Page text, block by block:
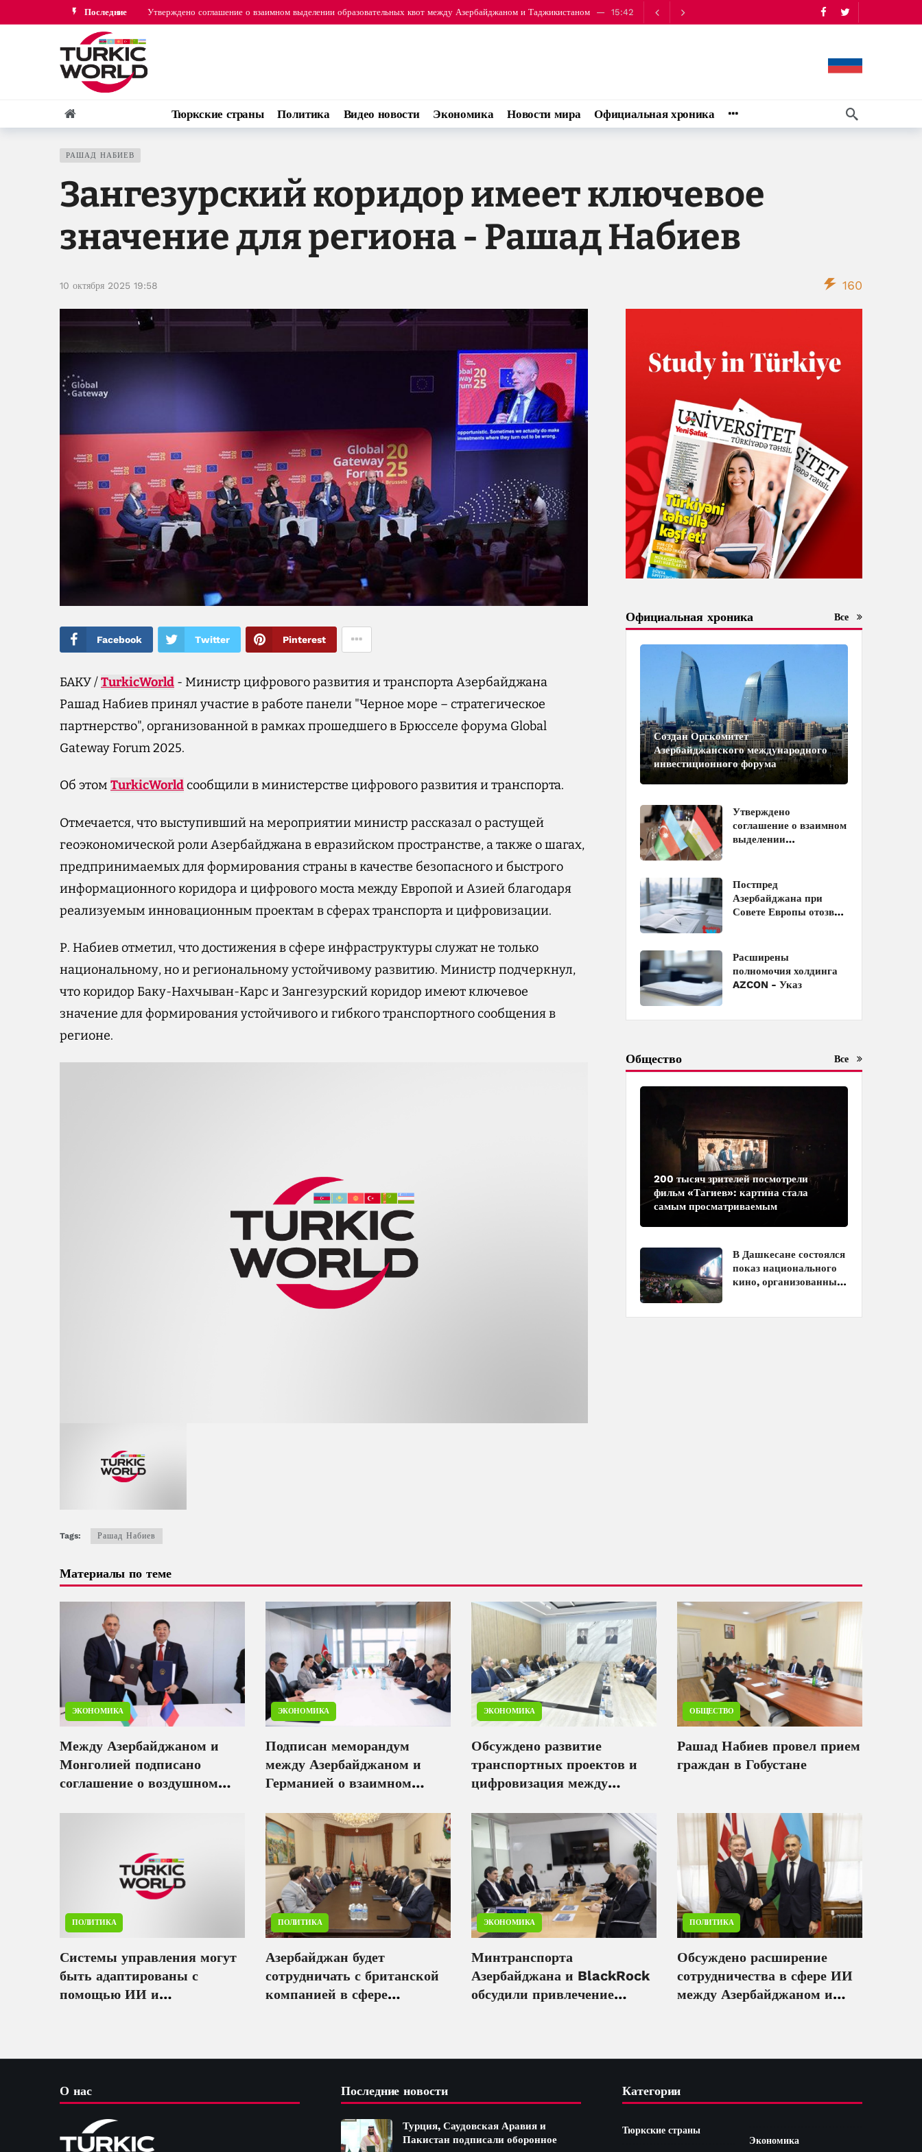
Последние Турция, Саудовская Аравия и Пакистан подписали оборонное соглашение 16:14
Тюркские страны Политика Видео новости Экономика Новости мира Официальная хроника
РАШАД НАБИЕВ
Зангезурский коридор имеет ключевое
значение для региона - Рашад Набиев
10 октября 2025 19:58 160
Facebook Twitter Pinterest
БАКУ /TurkicWorld - Министр цифрового развития и транспорта Азербайджана
Рашад Набиев принял участие в работе панели "Черное море – стратегическое
партнерство", организованной в рамках прошедшего в Брюсселе форума Global
Gateway Forum 2025.
Об этом TurkicWorldсообщили в министерстве цифрового развития и транспорта.
Отмечается, что выступивший на мероприятии министр рассказал о растущей
геоэкономической роли Азербайджана в евразийском пространстве, а также о шагах,
предпринимаемых для формирования страны в качестве безопасного и быстрого
информационного коридора и цифрового моста между Европой и Азией благодаря
реализуемым инновационным проектам в сферах транспорта и цифровизации.
Р. Набиев отметил, что достижения в сфере инфраструктуры служат не только
национальному, но и региональному устойчивому развитию. Министр подчеркнул,
что коридор Баку-Нахчыван-Карс и Зангезурский коридор имеют ключевое
значение для формирования устойчивого и гибкого транспортного сообщения в
регионе.
Tags: Рашад Набиев
Официальная хроника Все
Создан Оргкомитет
Азербайджанского международного
инвестиционного форума
Утверждено
соглашение о взаимном
выделении
и Таджикистаном
Постпред
Азербайджана при
Совете Европы отозван
Расширены
полномочия холдинга
AZCON - Указ
Общество Все
200 тысяч зрителей посмотрели
фильм «Тагиев»: картина стала
самым просматриваемым
В Дашкесане состоялся
показ национального
кино, организованный
Материалы по теме
ЭКОНОМИКА
Между Азербайджаном и
Монголией подписано
соглашение о воздушном
ЭКОНОМИКА
Подписан меморандум
между Азербайджаном и
Германией о взаимном
моряков
ЭКОНОМИКА
Обсуждено развитие
транспортных проектов и
цифровизация между
ОБЩЕСТВО
Рашад Набиев провел прием
граждан в Гобустане
ПОЛИТИКА
Системы управления могут
быть адаптированы с
помощью ИИ и
ПОЛИТИКА
Азербайджан будет
сотрудничать с британской
компанией в сфере
ЭКОНОМИКА
Минтранспорта
Азербайджана и BlackRock
обсудили привлечение
ПОЛИТИКА
Обсуждено расширение
сотрудничества в сфере ИИ
между Азербайджаном и
О нас Последние новости
Турция, Саудовская Аравия и
Пакистан подписали оборонное
Категории
Тюркские страны
Экономика